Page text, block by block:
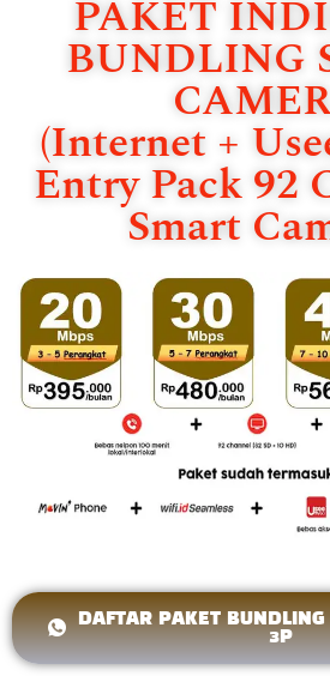
PAKET
BUNDLING
(Internet +
Entry Pack 92
Smart
DAFTAR PAKET
3P